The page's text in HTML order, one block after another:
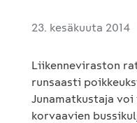
23. kesäkuuta 2014
Liikenneviraston
runsaasti
Junamatkustaja
korvaavien